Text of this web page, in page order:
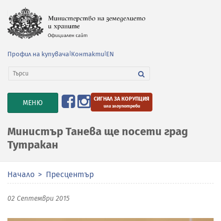
Профил на купувача Контакти EN
TOGGLE
NAVIGATION
МЕНЮ СИГНАЛ ЗА КОРУПЦИЯ
или злоупотреби
Министър Танева ще посети град
Тутракан
Начало Пресцентър
02 Септември 2015